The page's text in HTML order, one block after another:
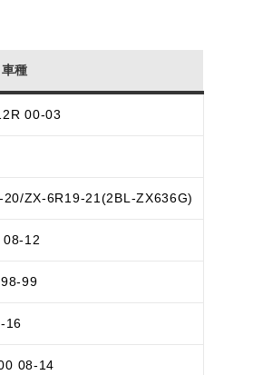
車種
00-03
ZX-6R19-21(2BL-ZX636G)
08-12
99
16
08-14